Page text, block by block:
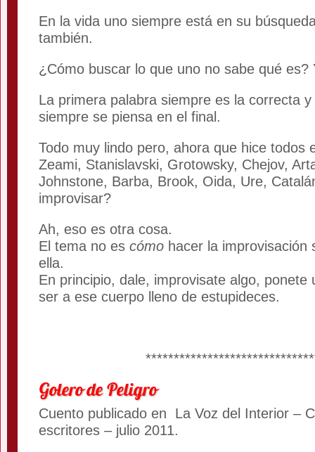
En la vida uno siempre está en su
también.
¿Cómo buscar lo que uno no sabe qué es?
La primera palabra siempre es la correcta
siempre se piensa en el final.
Todo muy lindo pero, ahora que hice todos
Zeami, Stanislavski, Grotowsky, Chejov,
Johnstone, Barba, Brook, Oida, Ure,
improvisar?
Ah, eso es otra cosa.
El tema no es cómo hacer la improvisación
ella.
En principio, dale, improvisate algo, ponete
ser a ese cuerpo lleno de estupideces.
Golero de Peligro
Cuento publicado en La Voz del Interior –
escritores – julio 2011.